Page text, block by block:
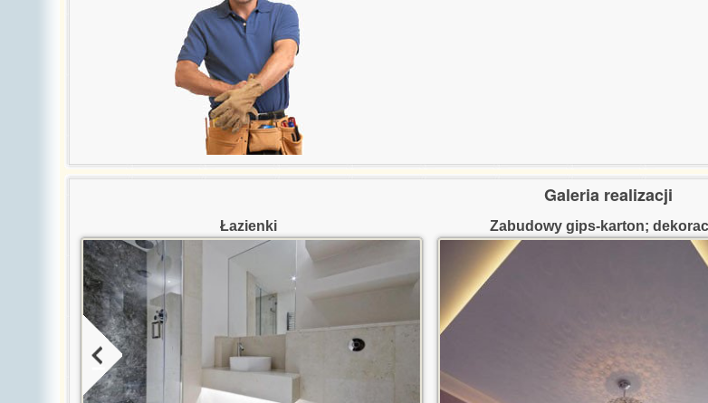
Galeria realizacji
Łazienki Zabudowy gips-karton;